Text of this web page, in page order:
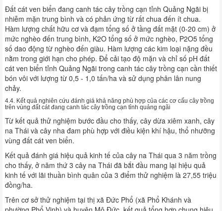
Đất cát ven biển đang canh tác cây trồng cạn tỉnh Quảng Ngãi bị
nhiễm mặn trung bình và có phản ứng từ rất chua đến ít chua.
Hàm lượng chất hữu cơ và đạm tổng số ở tầng đất mặt (0-20 cm) ở
mức nghèo đến trung bình, K2O tổng số ở mức nghèo, P2O5 tổng
số dao động từ nghèo đến giàu. Hàm lượng các kim loại nặng đều
nằm trong giới hạn cho phép. Để cải tạo độ mặn và chỉ số pH đất
cát ven biển tỉnh Quảng Ngãi trong canh tác cây trồng cạn cần thiết
bón vôi với lượng từ 0,5 - 1,0 tấn/ha và sử dụng phân lân nung
chảy.
4.4. Kết quả nghiên cứu đánh giá khả năng phù hợp của các cơ cấu cây trồng
trên vùng đất cát đang canh tác cây trồng cạn tỉnh quảng ngãi
Từ kết quả thử nghiệm bước đầu cho thấy, cây dừa xiêm xanh, cây
na Thái và cây nha đam phù hợp với điều kiện khí hậu, thổ nhưỡng
vùng đất cát ven biển.
Kết quả đánh giá hiệu quả kinh tế của cây na Thái qua 3 năm trồng
cho thấy, ở năm thứ 3 cây na Thái đã bắt đầu mang lại hiệu quả
kinh tế với lãi thuần bình quân của 3 điểm thử nghiệm là 27,55 triệu
đồng/ha.
Trên cơ sở thử nghiệm tại thị xã Đức Phổ (xã Phổ Khánh và